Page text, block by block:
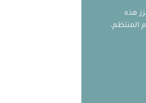
هذه
المنتظم،